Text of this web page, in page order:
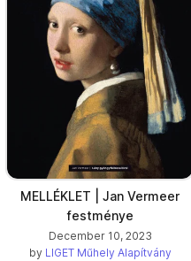
MELLÉKLET | Jan Vermeer
festménye
December 10, 2023
by LIGET Műhely Alapítvány